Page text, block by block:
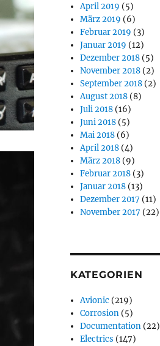
April 2019 (5)
März 2019 (6)
Februar 2019 (3)
Januar 2019 (12)
Dezember 2018 (5)
November 2018 (2)
September 2018 (2)
August 2018 (8)
Juli 2018 (16)
Juni 2018 (5)
Mai 2018 (6)
April 2018 (4)
März 2018 (9)
Februar 2018 (3)
Januar 2018 (13)
Dezember 2017 (11)
November 2017 (22)
KATEGORIEN
Avionic (219)
Corrosion (5)
Documentation (22)
Electrics (147)